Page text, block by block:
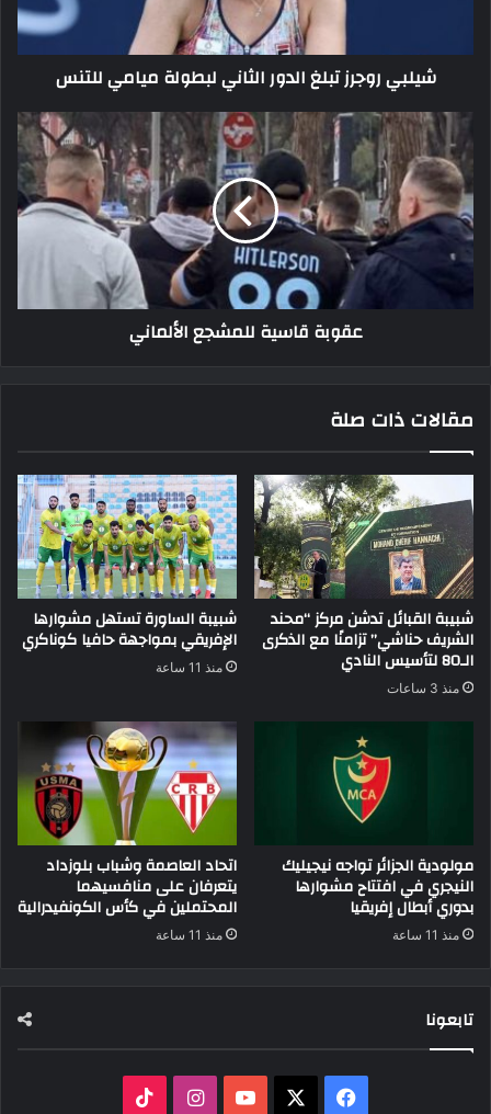
شيلبي روجرز تبلغ الدور الثاني لبطولة ميامي للتنس
عقوبة
قاسية
للمشجع
الألماني
عقوبة قاسية للمشجع الألماني
مقالات ذات صلة
شبيبة القبائل تدشن مركز “محند
الشريف حناشي” تزامنًا مع الذكرى
الـ80 لتأسيس النادي
منذ 3 ساعات
شبيبة الساورة تستهل مشوارها
الإفريقي بمواجهة حافيا كوناكري
منذ 11 ساعة
مولودية الجزائر تواجه نيجيليك
النيجري في افتتاح مشوارها
بدوري أبطال إفريقيا
منذ 11 ساعة
اتحاد العاصمة وشباب بلوزداد
يتعرفان على منافسيهما
المحتملين في كأس الكونفيدرالية
منذ 11 ساعة
تابعونا
فيسبوك ‫YouTubeانستقرام